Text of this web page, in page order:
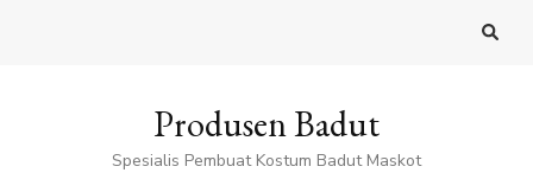
Produsen Badut
Spesialis Pembuat Kostum Badut Maskot